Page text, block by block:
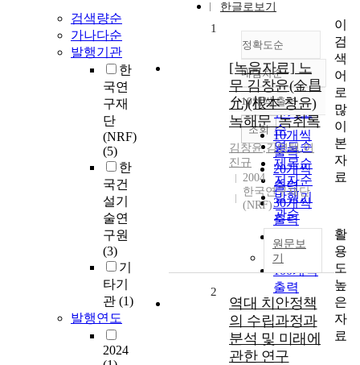
검색량순
가나다순
발행기관
한
국연
구재
단
(NRF)
(5)
한
국건
설기
술연
구원
(3)
기
타기
관 (1)
발행연도
2024
한글로보기
정확도순
정확도
순
인기도
순
연도순
제목순
저자순
발행기
관순
내림차순
내림차순
10개씩 출력
10개씩
출력
20개씩
출력
30개씩
출력
50개씩
출력
100개씩
출력
조회
1
[녹음자료] 노
무 김창윤(金昌
允)(根本 창윤)
녹해문_녹취록
김창윤,김영택,이
진규
2004
한국연구재단
(NRF)
원문보
기
2
역대 치안정책
의 수립과정과
분석 및 미래에
관한 연구
이
검
색
어
로
많
이
본
자
료
활
용
도
높
은
자
료